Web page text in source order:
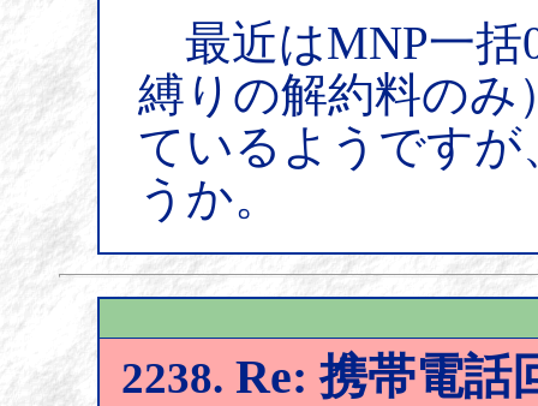
最近はMNP一括
縛りの解約料のみ
ているようです
うか。
2238. Re: 携帯電話